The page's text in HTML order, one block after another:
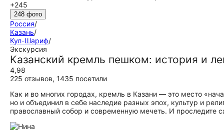
+245
248 фото
Россия/
Казань/
Кул-Шариф/
Экскурсия
Казанский кремль пешком: история и
4,98
225 отзывов, 1435 посетили
Как и во многих городах, кремль в Казани — это место
но и объединил в себе наследие разных эпох, культур и
православный собор и современную мечеть. И проследите